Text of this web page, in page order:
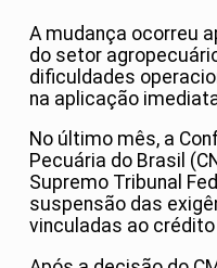
A mudança ocorreu
do setor
dificuldades
na aplicação
No último mês, a
Pecuária do Brasil
Supremo Tribunal
suspensão das
vinculadas ao crédito